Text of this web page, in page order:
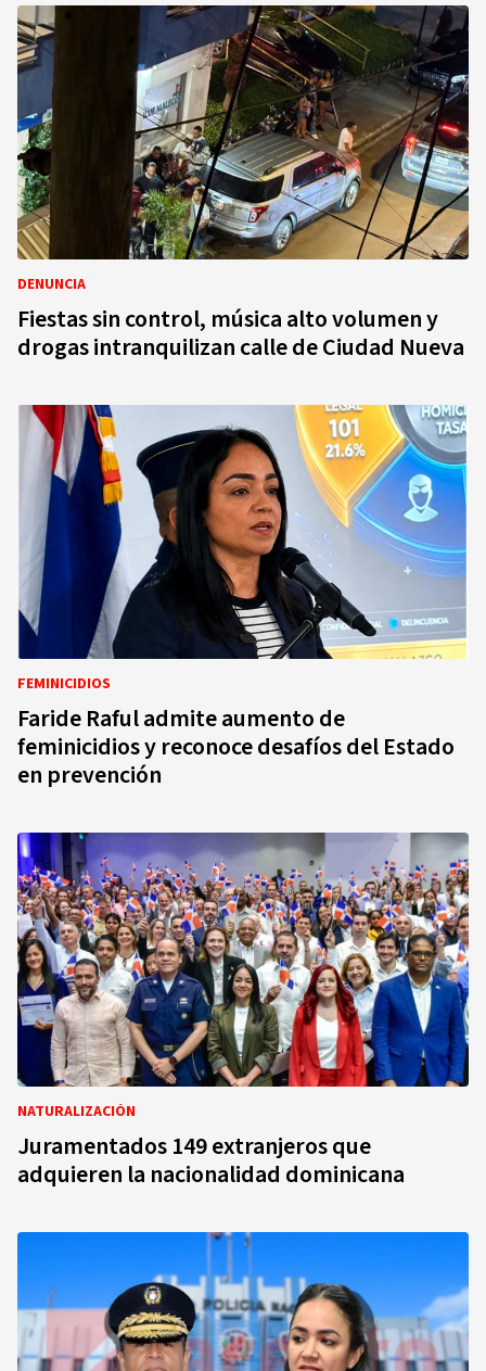
DENUNCIA
Fiestas sin control, música alto volumen y
drogas intranquilizan calle de Ciudad Nueva
FEMINICIDIOS
Faride Raful admite aumento de
feminicidios y reconoce desafíos del Estado
en prevención
NATURALIZACIÓN
Juramentados 149 extranjeros que
adquieren la nacionalidad dominicana